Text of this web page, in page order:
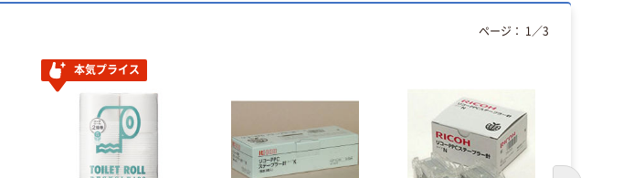
本気プライス
ページ： 1 ／3